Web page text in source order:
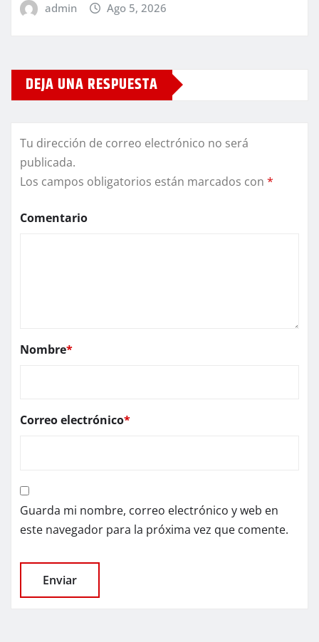
admin Ago 5, 2026
DEJA UNA RESPUESTA
Tu dirección de correo electrónico no será
publicada.
Los campos obligatorios están marcados con *
Comentario
Nombre*
Correo electrónico*
Guarda mi nombre, correo electrónico y web en
este navegador para la próxima vez que comente.